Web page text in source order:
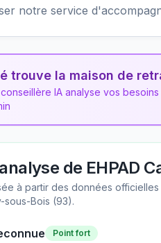
notre service
trouve la maison de
IA analyse vos
de EHPAD
à partir des données
sous-Bois (93).
Point fort